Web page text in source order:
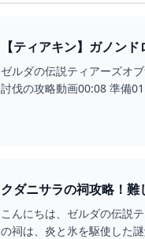
【ティアキン】ガノン
ゼルダの伝説ティアーズオ
討伐の攻略動画00:08 準備
こんにちは、ゼルダの伝説
の祠は、炎と氷を駆使した